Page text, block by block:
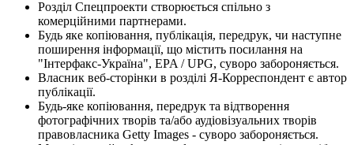
Розділ Спецпроекти створюється спільно з
комерційними партнерами.
Будь яке копіювання, публікація, передрук, чи наступне
поширення інформації, що містить посилання на
"Інтерфакс-Україна", EPA / UPG, суворо забороняється.
Власник веб-сторінки в розділі Я-Корреспондент є автор
публікації.
Будь-яке копіювання, передрук та відтворення
фотографічних творів та/або аудіовізуальних творів
правовласника Getty Images - суворо забороняється.